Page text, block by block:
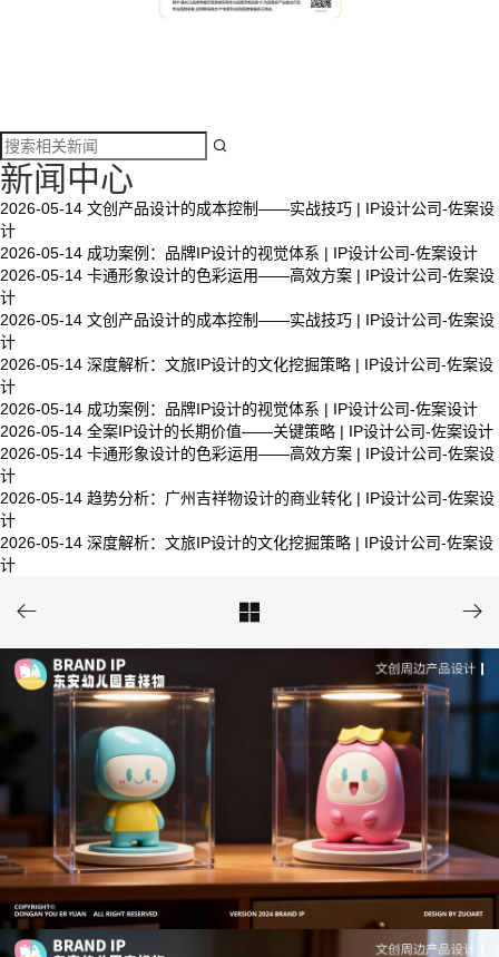

新闻中心
2026-05-14 文创产品设计的成本控制——实战技巧 | IP设计公司-佐案设
计
2026-05-14 成功案例：品牌IP设计的视觉体系 | IP设计公司-佐案设计
2026-05-14 卡通形象设计的色彩运用——高效方案 | IP设计公司-佐案设
计
2026-05-14 文创产品设计的成本控制——实战技巧 | IP设计公司-佐案设
计
2026-05-14 深度解析：文旅IP设计的文化挖掘策略 | IP设计公司-佐案设
计
2026-05-14 成功案例：品牌IP设计的视觉体系 | IP设计公司-佐案设计
2026-05-14 全案IP设计的长期价值——关键策略 | IP设计公司-佐案设计
2026-05-14 卡通形象设计的色彩运用——高效方案 | IP设计公司-佐案设
计
2026-05-14 趋势分析：广州吉祥物设计的商业转化 | IP设计公司-佐案设
计
2026-05-14 深度解析：文旅IP设计的文化挖掘策略 | IP设计公司-佐案设
计
  